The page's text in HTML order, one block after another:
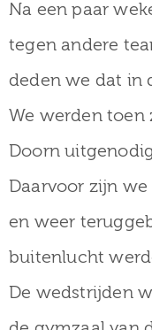
Na een paar
tegen andere
deden we dat in
We werden toen
Doorn
Daarvoor zijn
en weer
buitenlucht
De wedstrijden